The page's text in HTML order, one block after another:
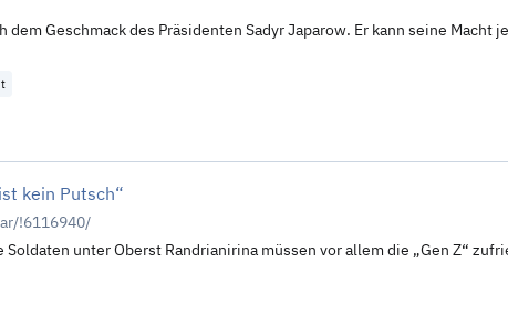
dem Geschmack des Präsidenten Sadyr Japarow. Er kann seine Macht
kein Putsch“
!6116940/
Soldaten unter Oberst Randrianirina müssen vor allem die „Gen Z“